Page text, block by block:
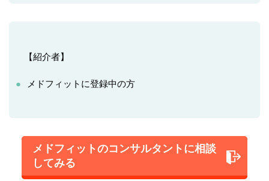
【紹介者】
メドフィットに登録中の方
メドフィットのコンサルタントに相談
してみる